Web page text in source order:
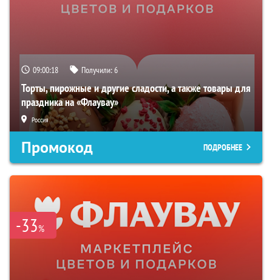
09:00:17 Получили:6
Торты, пирожные и другие сладости, а также товары для
праздника на «Флаувау»
Россия
Промокод ПОДРОБНЕЕ
-33%